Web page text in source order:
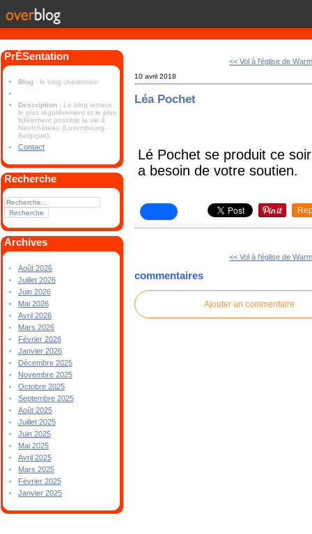
PrÉSentation
Blog : le blog chestrolais
Description : Le blog retrace
le plus régulièrement et le plus
fidèlement possible la vie à
Neufchâteau (Luxembourg-
Belgique).
Contact
Recherche
Archives
Août 2026
Juillet 2026
Juin 2026
Mai 2026
Avril 2026
Mars 2026
Février 2026
Janvier 2026
Décembre 2025
Novembre 2025
Octobre 2025
Septembre 2025
Août 2025
Juillet 2025
Juin 2025
Mai 2025
Avril 2025
Mars 2025
Février 2025
Janvier 2025
<< Vol à l'église de
10 avril 2018
Léa Pochet
Lé Pochet se produit ce
a besoin de votre soutien.
<< Vol à l'église de
commentaires
Ajouter un commentaire